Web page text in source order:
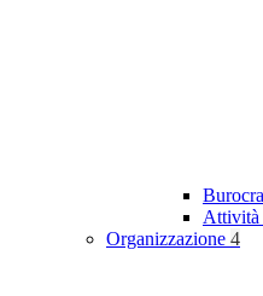
Attività
Organizzazione 4